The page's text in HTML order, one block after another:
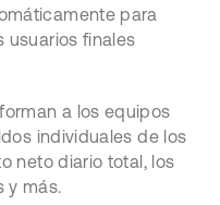
para
usuarios finales
a los equipos
individuales de los
neto diario total, los
y más.